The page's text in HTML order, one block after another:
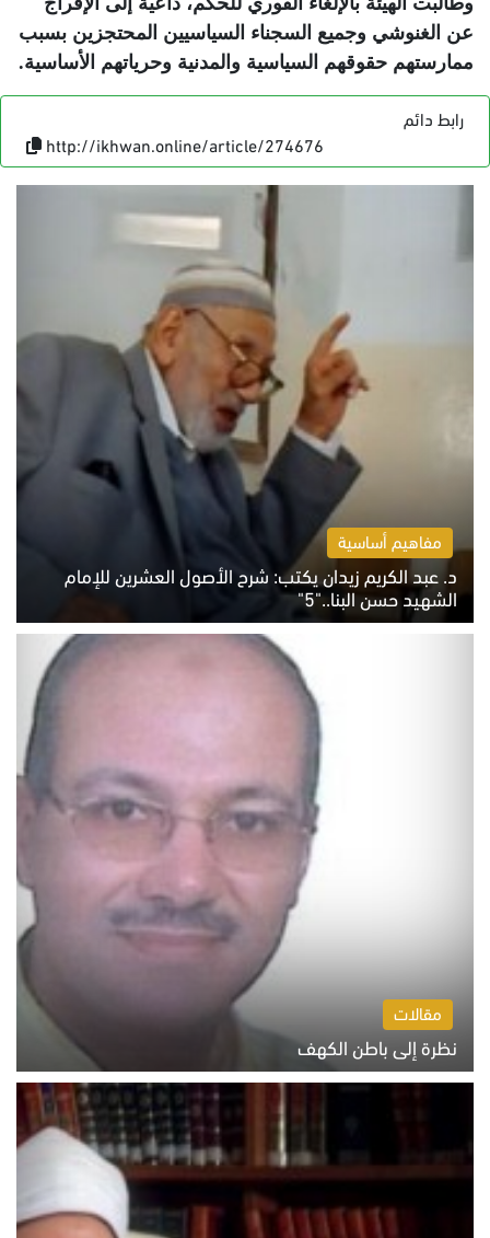
عن الغنوشي وجميع السجناء السياسيين المحتجزين بسبب
ممارستهم حقوقهم السياسية والمدنية وحرياتهم الأساسية.
رابط دائم
http://ikhwan.online/article/274676
مفاهيم أساسية
د. عبد الكريم زيدان يكتب: شرح الأصول العشرين للإمام
الشهيد حسن البنا.."5"
السبت 8 أغسطس 2026 10:46 ص
مقالات
نظرة إلى باطن الكهف
السبت 8 أغسطس 2026 11:04 ص